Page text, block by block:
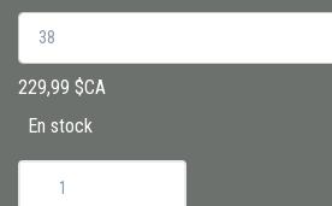
229,99 $CA
En stock